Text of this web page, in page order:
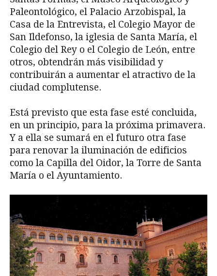
Paleontológico, el Palacio Arzobispal, la
Casa de la Entrevista, el Colegio Mayor de
San Ildefonso, la iglesia de Santa María, el
Colegio del Rey o el Colegio de León, entre
otros, obtendrán más visibilidad y
contribuirán a aumentar el atractivo de la
ciudad complutense.
Está previsto que esta fase esté concluida,
en un principio, para la próxima primavera.
Y a ella se sumará en el futuro otra fase
para renovar la iluminación de edificios
como la Capilla del Oidor, la Torre de Santa
María o el Ayuntamiento.